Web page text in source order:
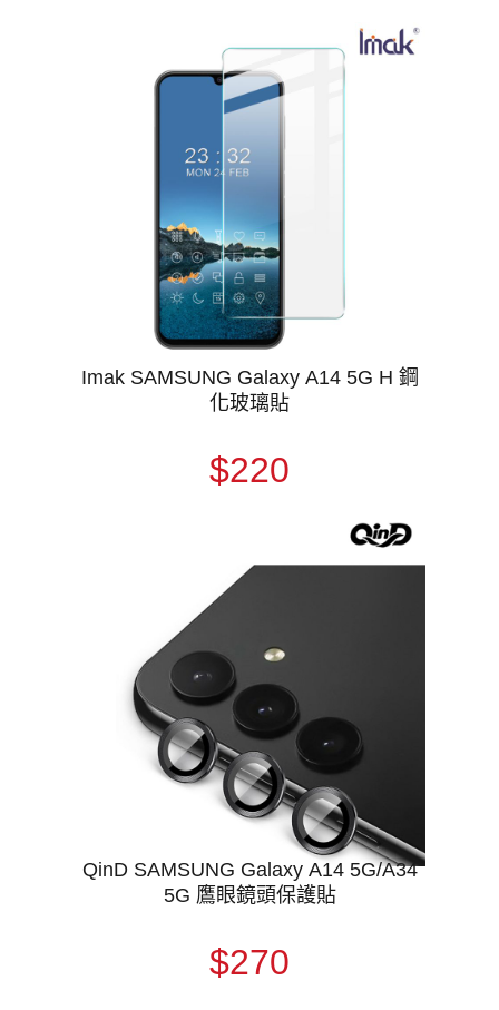
Imak SAMSUNG Galaxy A14 5G H 鋼
化玻璃貼
$220
QinD SAMSUNG Galaxy A14 5G/A34
5G 鷹眼鏡頭保護貼
$270